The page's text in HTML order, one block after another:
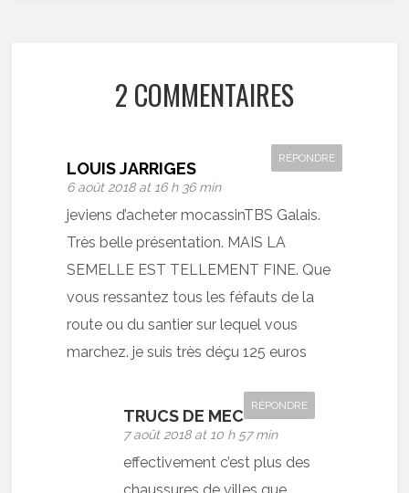
2 COMMENTAIRES
LOUIS JARRIGES
6 août 2018 at 16 h 36 min
RÉPONDRE
jeviens d’acheter mocassinTBS Galais.
Très belle présentation. MAIS LA
SEMELLE EST TELLEMENT FINE. Que
vous ressantez tous les féfauts de la
route ou du santier sur lequel vous
marchez. je suis très déçu 125 euros
TRUCS DE MEC
7 août 2018 at 10 h 57 min
RÉPONDRE
effectivement c’est plus des